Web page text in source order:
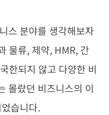
스 분야를 생각해보자
물류, 제약, HMR, 간
한되지 않고 다양한 비
몰랐던 비즈니스의 이
습니다.